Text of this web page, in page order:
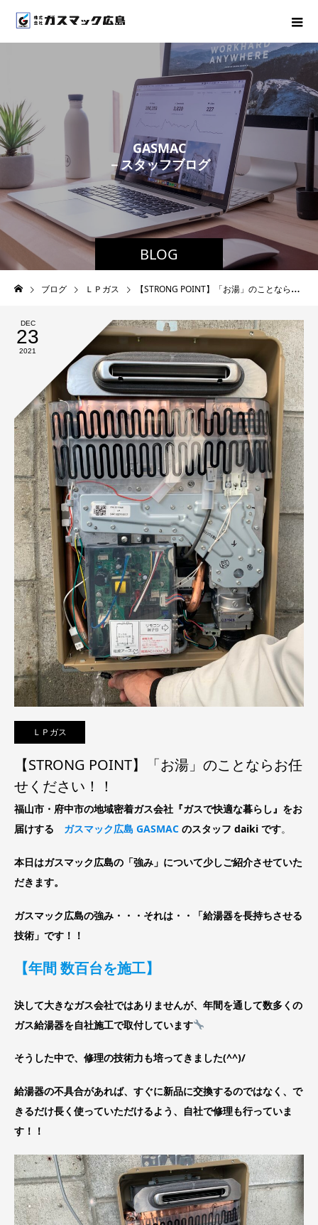
BLOG
GASMAC
－スタッフブログ－
ブログ ＬＰガス 【STRONG POINT】「お湯」のことならお任せください！！
DEC
23
2021
ＬＰガス
【STRONG POINT】「お湯」のことならお任
せください！！
福山市・府中市の地域密着ガス会社『ガスで快適な暮らし』をお
届けする ガスマック広島 GASMAC のスタッフ daiki です。
本日はガスマック広島の「強み」について少しご紹介させていた
だきます。
ガスマック広島の強み・・・それは・・「給湯器を長持ちさせる
技術」です！！
【年間 数百台を施工】
決して大きなガス会社ではありませんが、年間を通して数多くの
ガス給湯器を自社施工で取付しています
そうした中で、修理の技術力も培ってきました(^^)/
給湯器の不具合があれば、すぐに新品に交換するのではなく、で
きるだけ長く使っていただけるよう、自社で修理も行っていま
す！！